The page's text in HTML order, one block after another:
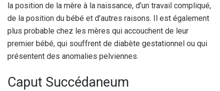
la position de la mère à la naissance, d’un travail compliqué,
de la position du bébé et d’autres raisons. Il est également
plus probable chez les mères qui accouchent de leur
premier bébé, qui souffrent de diabète gestationnel ou qui
présentent des anomalies pelviennes.
Caput Succédaneum